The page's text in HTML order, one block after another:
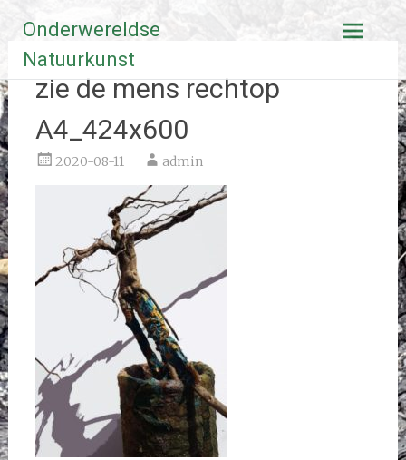
naar
inhoud
Onderwereldse
Natuurkunst
zie de mens rechtop
A4_424x600
2020-08-11 admin